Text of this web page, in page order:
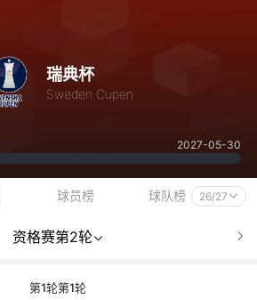
瑞典杯
Sweden Cupen
2027-05-30
球员榜 球队榜 26/27
资格赛第2轮
第1轮第1轮